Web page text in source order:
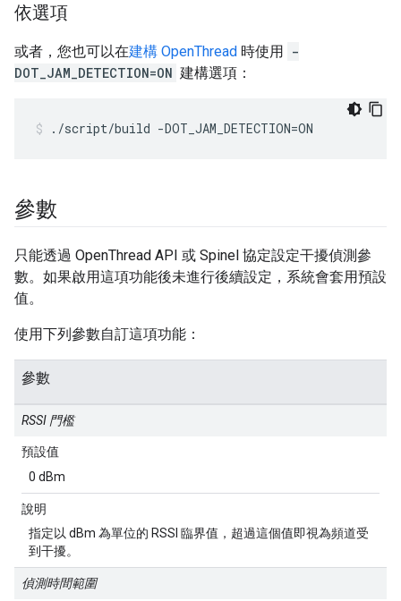
依選項
或者，您也可以在建構 OpenThread 時使用 -
DOT_JAM_DETECTION=ON 建構選項：
./script/build -DOT_JAM_DETECTION=ON
參數
只能透過 OpenThread API 或 Spinel 協定設定干擾偵測參
數。如果啟用這項功能後未進行後續設定，系統會套用預設
值。
使用下列參數自訂這項功能：
參數
RSSI 門檻
預設值
0 dBm
說明
指定以 dBm 為單位的 RSSI 臨界值，超過這個值即視為頻道受
到干擾。
偵測時間範圍